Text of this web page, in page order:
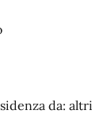
da: altri